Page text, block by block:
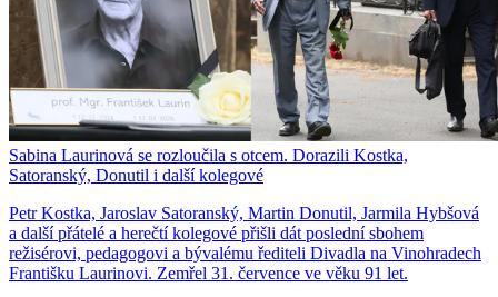
Sabina Laurinová se rozloučila s otcem. Dorazili Kostka,
Satoranský, Donutil i další kolegové
Petr Kostka, Jaroslav Satoranský, Martin Donutil, Jarmila Hybšová
a další přátelé a herečtí kolegové přišli dát poslední sbohem
režisérovi, pedagogovi a bývalému řediteli Divadla na Vinohradech
Františku Laurinovi. Zemřel 31. července ve věku 91 let.